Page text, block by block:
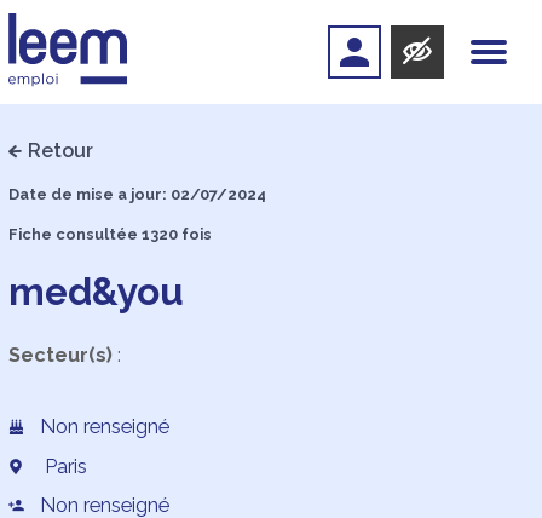
Retour
Date de mise a jour: 02/07/2024
Fiche consultée 1320 fois
med&you
Secteur(s):
Non renseigné
Paris
Non renseigné